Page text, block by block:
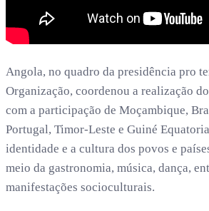
Angola, no quadro da presidência pro
Organização, coordenou a realização
com a participação de Moçambique,
Portugal, Timor-Leste e Guiné
identidade e a cultura dos povos e
meio da gastronomia, música, dança,
manifestações socioculturais.